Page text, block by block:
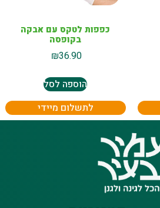
כפפות לטקס עם אבקה
בקופסה
₪36.90
הוספה לסל
לתשלום מיידי